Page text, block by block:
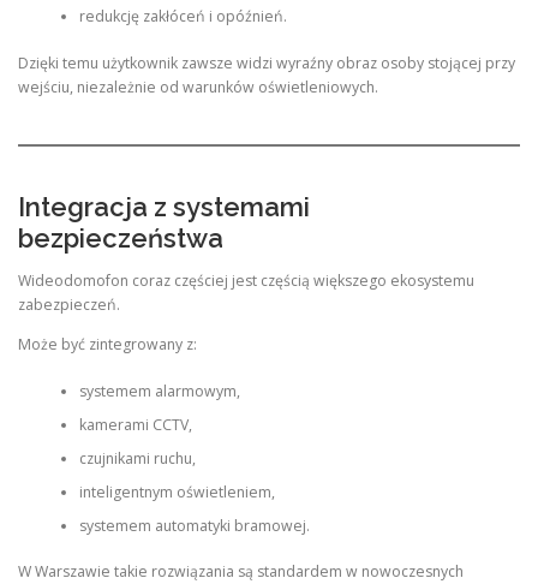
redukcję zakłóceń i opóźnień.
Dzięki temu użytkownik zawsze widzi wyraźny obraz osoby stojącej przy
wejściu, niezależnie od warunków oświetleniowych.
Integracja z systemami
bezpieczeństwa
Wideodomofon coraz częściej jest częścią większego ekosystemu
zabezpieczeń.
Może być zintegrowany z:
systemem alarmowym,
kamerami CCTV,
czujnikami ruchu,
inteligentnym oświetleniem,
systemem automatyki bramowej.
W Warszawie takie rozwiązania są standardem w nowoczesnych